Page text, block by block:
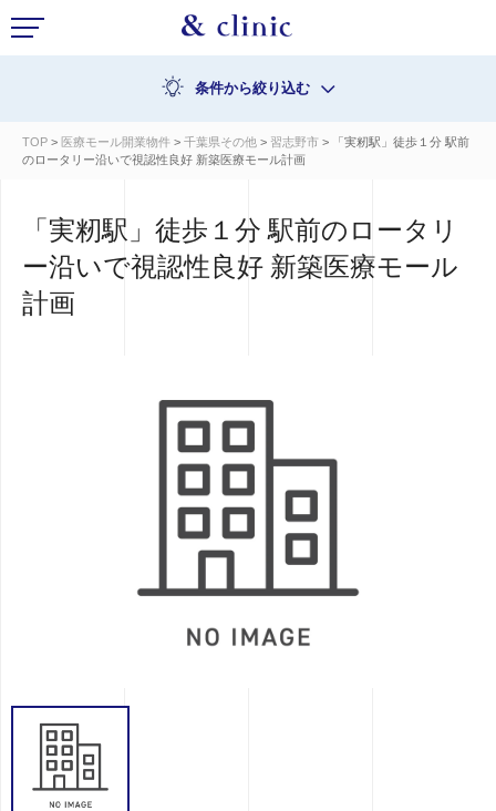
条件から絞り込む
TOP > 医療モール開業物件 > 千葉県その他 > 習志野市 > 「実籾駅」徒歩１分 駅前
のロータリー沿いで視認性良好 新築医療モール計画
「実籾駅」徒歩１分 駅前のロータリ
ー沿いで視認性良好 新築医療モール
計画